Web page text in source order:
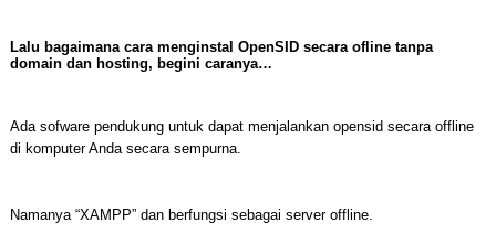
Lalu bagaimana cara menginstal OpenSID secara ofline tanpa
domain dan hosting, begini caranya…
Ada sofware pendukung untuk dapat menjalankan opensid secara offline
di komputer Anda secara sempurna.
Namanya “XAMPP” dan berfungsi sebagai server offline.